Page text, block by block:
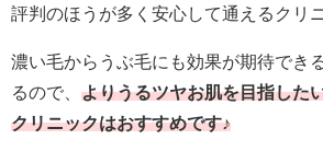
評判のほうが多く安心して通えるクリ
濃い毛からうぶ毛にも効果が期待でき
るので、 よりうるツヤお肌を目指した
クリニックはおすすめです♪